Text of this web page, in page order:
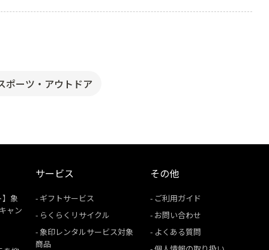
ポーツ・アウトドア
】象
ャン
サービス
ギフトサービス
らくらくリサイクル
象印レンタルサービス対象
商品
その他
ご利用ガイド
お問い合わせ
よくある質問